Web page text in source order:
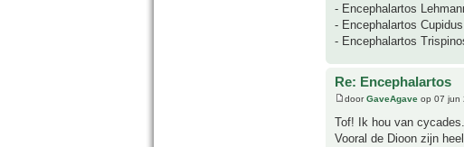
- Encephalartos
- Encephalartos Cupidus
- Encephalartos
Re: Encephalartos
doorGaveAgave op 07 jun
Tof! Ik hou van
Vooral de Dioon zijn